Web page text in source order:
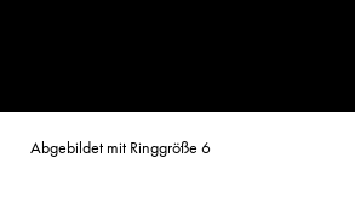
Abgebildet mit Ringgröße 6